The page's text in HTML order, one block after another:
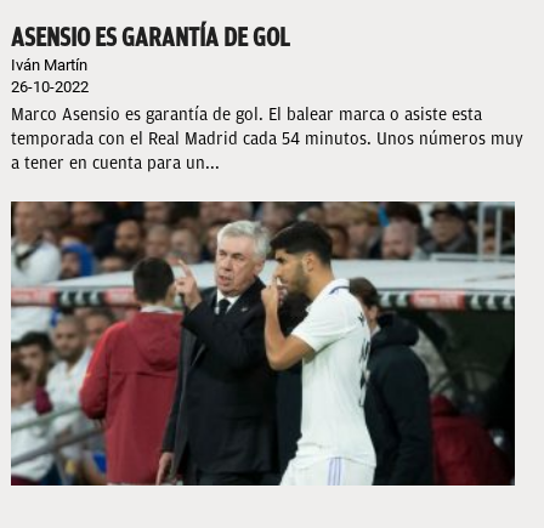
ASENSIO ES GARANTÍA DE GOL
Iván Martín
26-10-2022
Marco Asensio es garantía de gol. El balear marca o asiste esta
temporada con el Real Madrid cada 54 minutos. Unos números muy
a tener en cuenta para un...